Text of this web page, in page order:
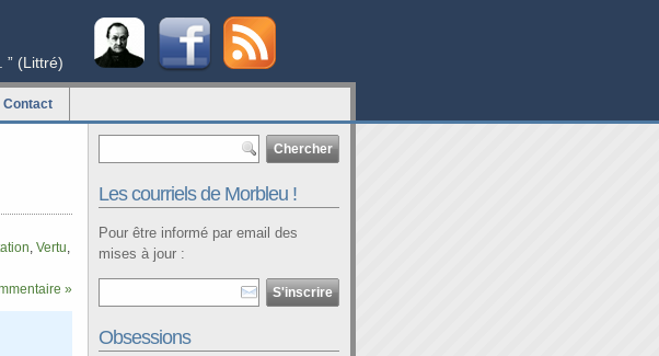
” (Littré)
Contact
, Vertu,
»
Les courriels de Morbleu !
Pour être informé par email des
mises à jour :
Obsessions